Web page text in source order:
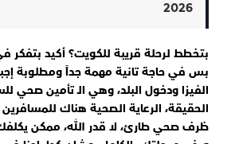
2026
بتخطط لرحلة قريبة للكويت؟ أكيد بتفكر
بس في حاجة تانية مهمة جداً ومطلوبة
الفيزا ودخول البلد، وهي الـ تأمين صحي
الحقيقة، الرعاية الصحية هناك
ظرف صحي طارئ، لا قدر الله، ممكن